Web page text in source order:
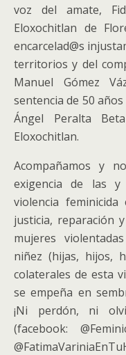
voz del amate,
Eloxochitlan de
encarcelad@s
territorios y del
Manuel Gómez
sentencia de 50
Ángel Peralta
Eloxochitlan.
Acompañamos y
exigencia de las
violencia
justicia, reparación
mujeres
niñez (hijas, hijos,
colaterales de esta
se empeña en
¡Ni perdón, ni
(facebook: